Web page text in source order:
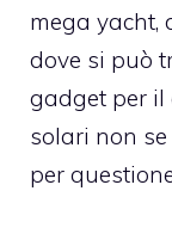
mega yacht,
dove si può
gadget per il
solari non
per